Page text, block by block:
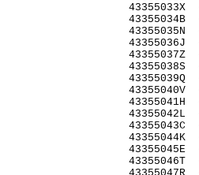
43355033X
43355034B
43355035N
43355036J
43355037Z
43355038S
43355039Q
43355040V
43355041H
43355042L
43355043C
43355044K
43355045E
43355046T